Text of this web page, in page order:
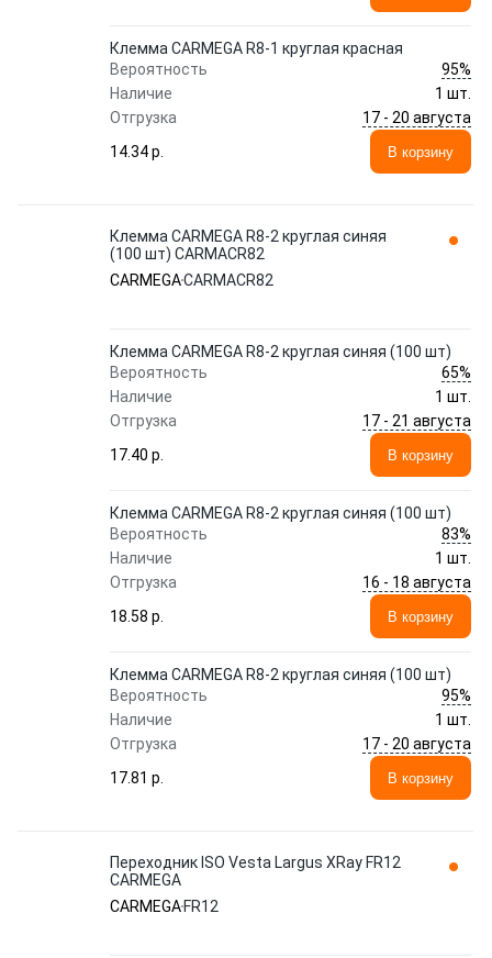
Клемма CARMEGA R8-1 круглая красная
Вероятность
95%
Наличие
1 шт.
Отгрузка
17 - 20 августа
14.34 p.
В корзину
Клемма CARMEGA R8-2 круглая синяя
(100 шт) CARMACR82
CARMEGACARMACR82
Клемма CARMEGA R8-2 круглая синяя (100 шт)
Вероятность
65%
Наличие
1 шт.
Отгрузка
17 - 21 августа
17.40 p.
В корзину
Клемма CARMEGA R8-2 круглая синяя (100 шт)
Вероятность
83%
Наличие
1 шт.
Отгрузка
16 - 18 августа
18.58 p.
В корзину
Клемма CARMEGA R8-2 круглая синяя (100 шт)
Вероятность
95%
Наличие
1 шт.
Отгрузка
17 - 20 августа
17.81 p.
В корзину
Переходник ISO Vesta Largus XRay FR12
CARMEGA
CARMEGA FR12